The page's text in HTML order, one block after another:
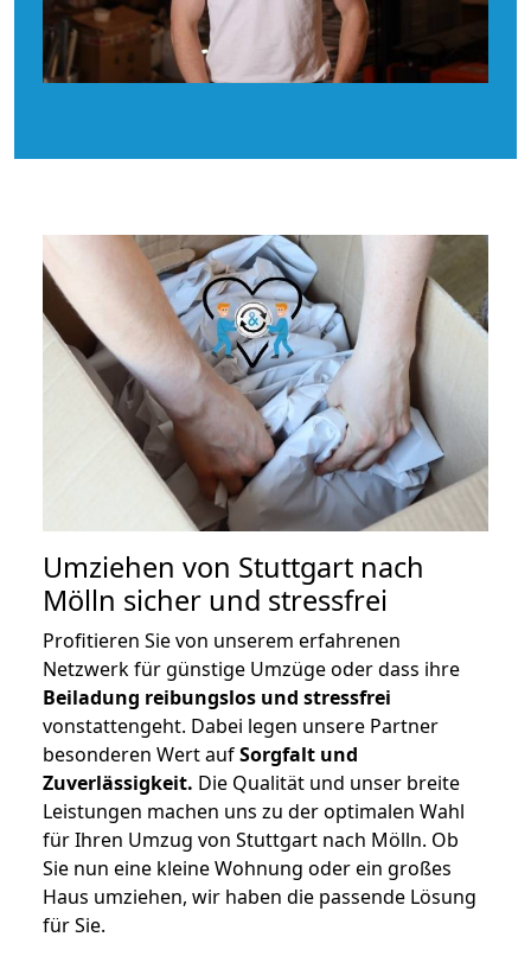
Umziehen von Stuttgart nach
Mölln sicher und stressfrei
Profitieren Sie von unserem erfahrenen
Netzwerk für günstige Umzüge oder dass ihre
Beiladung reibungslos und stressfrei
vonstattengeht. Dabei legen unsere Partner
besonderen Wert aufSorgfalt und
Zuverlässigkeit. Die Qualität und unser breite
Leistungen machen uns zu der optimalen Wahl
für Ihren Umzug von Stuttgart nach Mölln. Ob
Sie nun eine kleine Wohnung oder ein großes
Haus umziehen, wir haben die passende Lösung
für Sie.